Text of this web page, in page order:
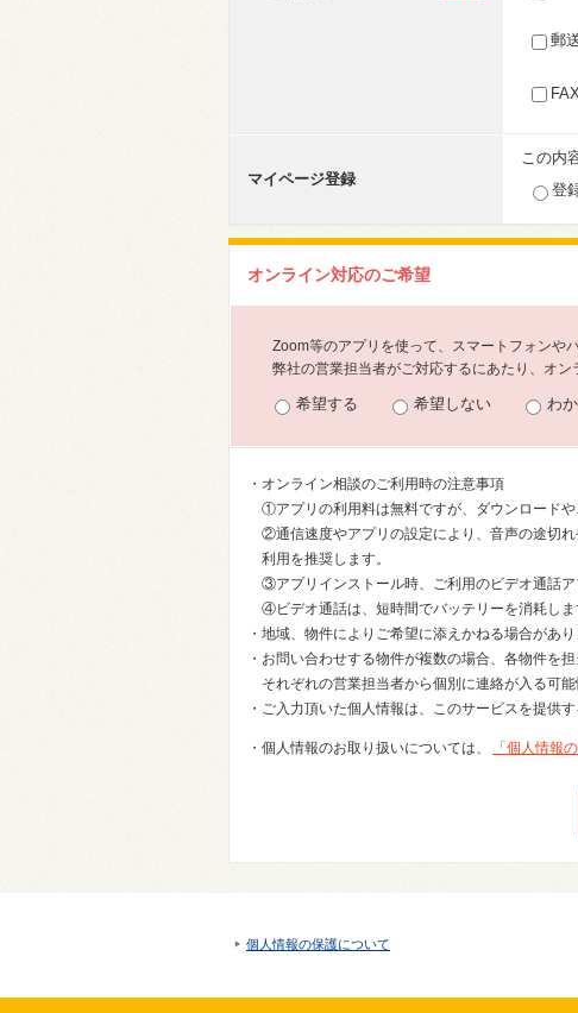
郵
FAX
マイページ登録
この内
登
オンライン対応のご希望
Zoom等のアプリを使って、スマートフォンや
弊社の営業担当者がご対応するにあたり、オ
希望する 希望しない わ
・オンライン相談のご利用時の注意事項
①アプリの利用料は無料ですが、ダウンロード
②通信速度やアプリの設定により、音声の途切
利用を推奨します。
③アプリインストール時、ご利用のビデオ通話ア
④ビデオ通話は、短時間でバッテリーを消耗しま
・地域、物件によりご希望に添えかねる場合があ
・お問い合わせする物件が複数の場合、各物件を
それぞれの営業担当者から個別に連絡が入る可
・ご入力頂いた個人情報は、このサービスを提供
・個人情報のお取り扱いについては、 「個人情報
個人情報の保護について